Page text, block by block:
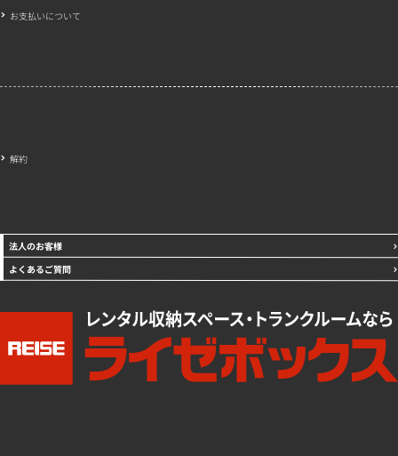
お支払いについて
解約
法人のお客様
よくあるご質問